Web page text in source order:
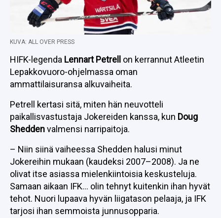
KUVA: ALL OVER PRESS
HIFK-legenda Lennart Petrell
on kerrannut Atleetin
Lepakkovuoro-ohjelmassa oman
ammattilaisuransa alkuvaiheita.
Petrell kertasi sitä, miten hän neuvotteli
paikallisvastustaja Jokereiden kanssa, kun Doug
Sheddenvalmensi narripaitoja.
– Niin siinä vaiheessa Shedden halusi minut
Jokereihin mukaan (kaudeksi 2007–2008). Ja ne
olivat itse asiassa mielenkiintoisia keskusteluja.
Samaan aikaan IFK… olin tehnyt kuitenkin ihan hyvät
tehot. Nuori lupaava hyvän liigatason pelaaja, ja IFK
tarjosi ihan semmoista junnusopparia.